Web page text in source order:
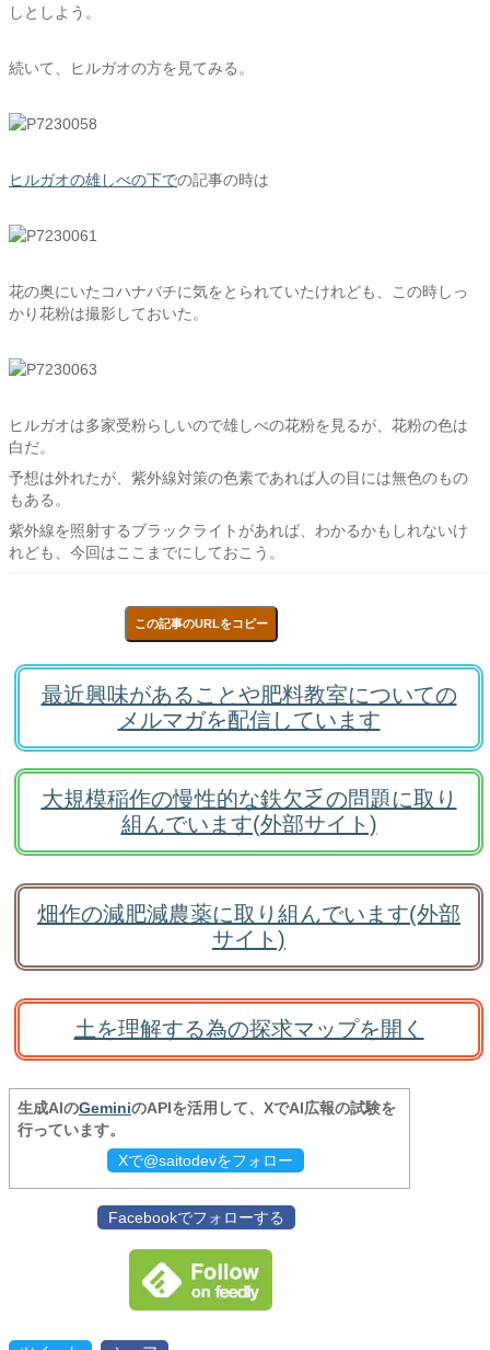
しとしよう。
続いて、ヒルガオの方を見てみる。
ヒルガオの雄しべの下での記事の時は
花の奥にいたコハナバチに気をとられていたけれども、この時しっ
かり花粉は撮影しておいた。
ヒルガオは多家受粉らしいので雄しべの花粉を見るが、花粉の色は
白だ。
予想は外れたが、紫外線対策の色素であれば人の目には無色のもの
もある。
紫外線を照射するブラックライトがあれば、わかるかもしれないけ
れども、今回はここまでにしておこう。
この記事のURLをコピー
最近興味があることや肥料教室についての
メルマガを配信しています
大規模稲作の慢性的な鉄欠乏の問題に取り
組んでいます(外部サイト)
畑作の減肥減農薬に取り組んでいます(外部
サイト)
土を理解する為の探求マップを開く
生成AIのGeminiのAPIを活用して、XでAI広報の試験を
行っています。
Xで@saitodevをフォロー
Facebookでフォローする